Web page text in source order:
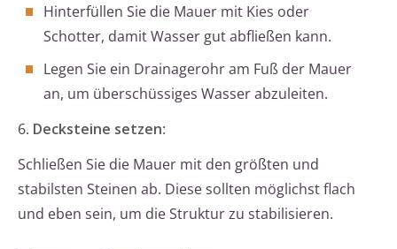
Hinterfüllen Sie die Mauer mit Kies oder
Schotter, damit Wasser gut abfließen kann.
Legen Sie ein Drainagerohr am Fuß der Mauer
an, um überschüssiges Wasser abzuleiten.
6. Decksteine setzen:
Schließen Sie die Mauer mit den größten und
stabilsten Steinen ab. Diese sollten möglichst flach
und eben sein, um die Struktur zu stabilisieren.